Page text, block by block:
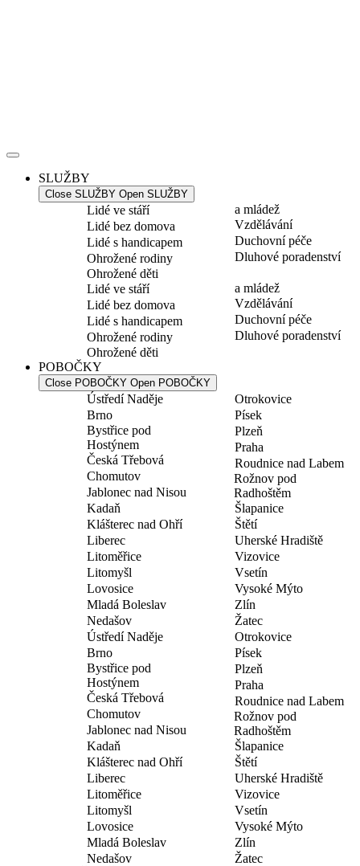
SLUŽBY
Close SLUŽBY Open SLUŽBY
Lidé ve stáří
Lidé bez domova
Lidé s handicapem
Ohrožené rodiny
Ohrožené děti
a mládež
Vzdělávání
Duchovní péče
Dluhové poradenství
Lidé ve stáří
Lidé bez domova
Lidé s handicapem
Ohrožené rodiny
Ohrožené děti
a mládež
Vzdělávání
Duchovní péče
Dluhové poradenství
POBOČKY
Close POBOČKY Open POBOČKY
Ústředí Naděje
Brno
Bystřice pod
Hostýnem
Česká Třebová
Chomutov
Jablonec nad Nisou
Kadaň
Klášterec nad Ohří
Liberec
Litoměřice
Litomyšl
Lovosice
Mladá Boleslav
Nedašov
Otrokovice
Písek
Plzeň
Praha
Roudnice nad Labem
Rožnov pod
Radhoštěm
Šlapanice
Štětí
Uherské Hradiště
Vizovice
Vsetín
Vysoké Mýto
Zlín
Žatec
Ústředí Naděje
Brno
Bystřice pod
Hostýnem
Česká Třebová
Chomutov
Jablonec nad Nisou
Kadaň
Klášterec nad Ohří
Liberec
Litoměřice
Litomyšl
Lovosice
Mladá Boleslav
Nedašov
Otrokovice
Písek
Plzeň
Praha
Roudnice nad Labem
Rožnov pod
Radhoštěm
Šlapanice
Štětí
Uherské Hradiště
Vizovice
Vsetín
Vysoké Mýto
Zlín
Žatec